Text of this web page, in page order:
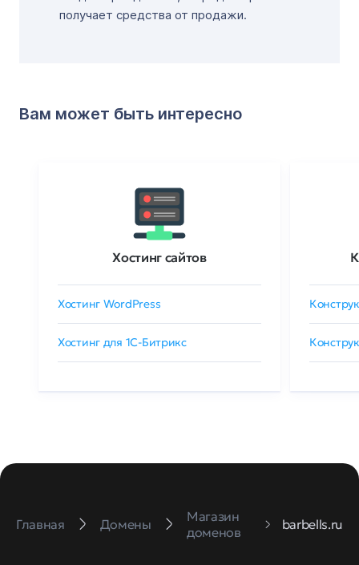
получает средства от продажи.
Вам может быть интересно
Хостинг сайтов
Хостинг WordPress
Хостинг для 1C-Битрикс
Главная Домены
Магазин
доменов
barbells.ru